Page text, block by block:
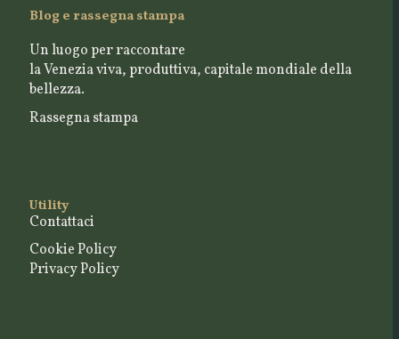
Blog e rassegna stampa
Un luogo per raccontare
la Venezia viva, produttiva, capitale mondiale della
bellezza.
Rassegna stampa
Utility
Contattaci
Cookie Policy
Privacy Policy